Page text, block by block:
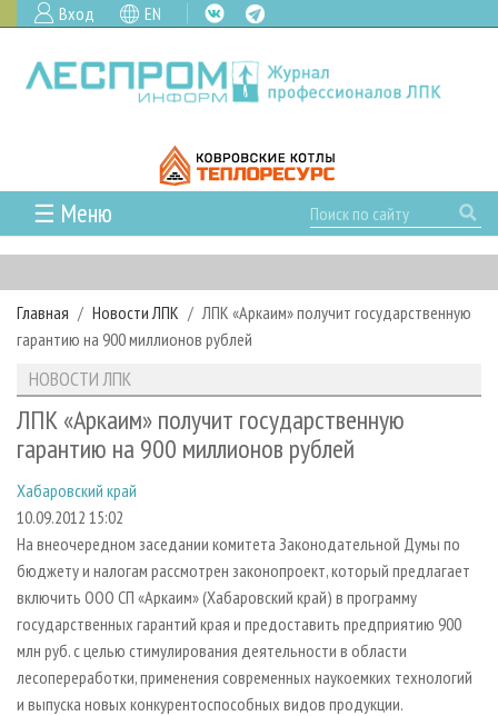
Вход EN
☰ Меню
ГЛАВНАЯ
РУБРИКИ И ТЕМЫ
РУБРИКИ ЖУРНАЛА
ЛЕСОЗАГОТОВКА
ЛЕСОПИЛЕНИЕ
СУШКА ДРЕВЕСИНЫ
ПРОИЗВОДСТВО ДРЕВЕСНЫХ ПЛИТ
ДЕРЕВЯННОЕ ДОМОСТРОЕНИЕ
ПРОИЗВОДСТВО МЕБЕЛИ
БИОЭНЕРГЕТИКА
ЦБП
НОВОСТИ
НОВОСТИ ЛПК
НОВОСТИ ЖУРНАЛА
ПРОЕКТЫ ЛПИ
АНАЛИТИКА
ПРЕДПРИЯТИЯ ЛПК
ПЕРСОНЫ
МОБИЛЬНЫЕ ВЫСТАВКИ
ОФИЦИАЛЬНЫЕ ДЕЛЕГАЦИИ
ПРИОРИТЕТНЫЕ ИНВЕСТПРОЕКТЫ
RUSSIAN FORESTRY REVIEW
ГАЗЕТА ЛЕСПРОМФОРУМ
АРХИВ
АРХИВ ЖУРНАЛОВ
О ЖУРНАЛЕ
ПОДПИСКА
КОНТАКТЫ
РЕКЛАМОДАТЕЛЯМ
РЕКЛАМА
РЕКЛАМА НА САЙТЕ
Главная Новости ЛПК
ЛПК «Аркаим» получит государственную
гарантию на 900 миллионов рублей
НОВОСТИ ЛПК
ЛПК «Аркаим» получит государственную
гарантию на 900 миллионов рублей
Хабаровский край
10.09.2012 15:02
На внеочередном заседании комитета Законодательной Думы по
бюджету и налогам рассмотрен законопроект, который предлагает
включить ООО СП «Аркаим» (Хабаровский край) в программу
государственных гарантий края и предоставить предприятию 900
млн руб. с целью стимулирования деятельности в области
лесопереработки, применения современных наукоемких технологий
и выпуска новых конкурентоспособных видов продукции.